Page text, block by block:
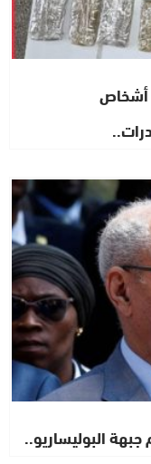
فرقة مكافحة العصابات طَاحْتْ عْلَى 2 أشخاص
البوليساريو..